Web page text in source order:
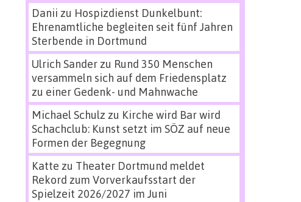
Danii zu Hospizdienst Dunkelbunt:
Ehrenamtliche begleiten seit fünf Jahren
Sterbende in Dortmund
Ulrich Sanderzu Rund 350 Menschen
versammeln sich auf dem Friedensplatz
zu einer Gedenk- und Mahnwache
Michael Schulz zu Kirche wird Bar wird
Schachclub: Kunst setzt im SÖZ auf neue
Formen der Begegnung
Katte zu Theater Dortmund meldet
Rekord zum Vorverkaufsstart der
Spielzeit 2026/2027 im Juni